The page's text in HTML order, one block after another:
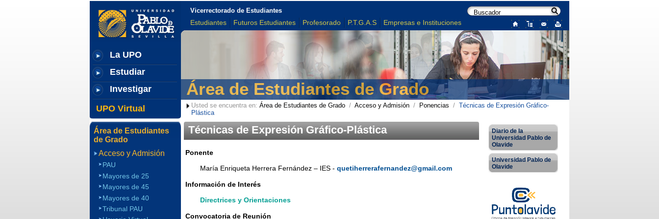
La UPO
Estudiar
Investigar
UPO Virtual
Vicerrectorado de Estudiantes
Estudiantes Futuros Estudiantes Profesorado P.T.G.A.S Empresas e Instituciones
Área de Estudiantes de Grado
Usted se encuentra en: Área de Estudiantes de Grado/ Acceso y Admisión/ Ponencias / Técnicas de Expresión Gráfico-
Plástica
Técnicas de Expresión Gráfico-Plástica
Ponente
María Enriqueta Herrera Fernández – IES - quetiherrerafernandez@gmail.com
Información de Interés
Directrices y Orientaciones
Convocatoria de Reunión
Área de Estudiantes
de Grado
Acceso y Admisión
PAU
Mayores de 25
Mayores de 45
Mayores de 40
Tribunal PAU
Diario de la
Universidad Pablo de
Olavide
Universidad Pablo de
Olavide